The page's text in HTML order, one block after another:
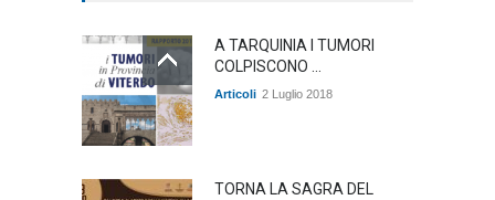
A TARQUINIA I TUMORI
COLPISCONO ...
Articoli 2 Luglio 2018
TORNA LA SAGRA DEL